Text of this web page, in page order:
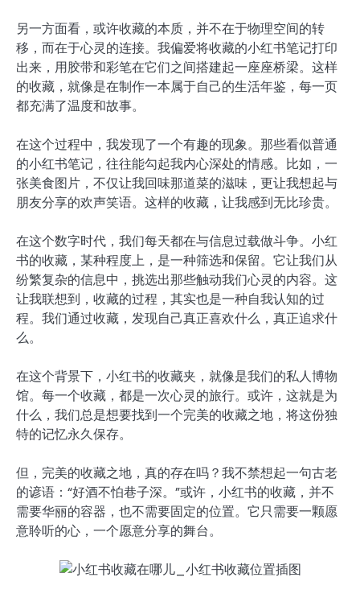
另一方面看，或许收藏的本质，并不在于物理空间的转
移，而在于心灵的连接。我偏爱将收藏的小红书笔记打印
出来，用胶带和彩笔在它们之间搭建起一座座桥梁。这样
的收藏，就像是在制作一本属于自己的生活年鉴，每一页
都充满了温度和故事。
在这个过程中，我发现了一个有趣的现象。那些看似普通
的小红书笔记，往往能勾起我内心深处的情感。比如，一
张美食图片，不仅让我回味那道菜的滋味，更让我想起与
朋友分享的欢声笑语。这样的收藏，让我感到无比珍贵。
在这个数字时代，我们每天都在与信息过载做斗争。小红
书的收藏，某种程度上，是一种筛选和保留。它让我们从
纷繁复杂的信息中，挑选出那些触动我们心灵的内容。这
让我联想到，收藏的过程，其实也是一种自我认知的过
程。我们通过收藏，发现自己真正喜欢什么，真正追求什
么。
在这个背景下，小红书的收藏夹，就像是我们的私人博物
馆。每一个收藏，都是一次心灵的旅行。或许，这就是为
什么，我们总是想要找到一个完美的收藏之地，将这份独
特的记忆永久保存。
但，完美的收藏之地，真的存在吗？我不禁想起一句古老
的谚语：“好酒不怕巷子深。”或许，小红书的收藏，并不
需要华丽的容器，也不需要固定的位置。它只需要一颗愿
意聆听的心，一个愿意分享的舞台。